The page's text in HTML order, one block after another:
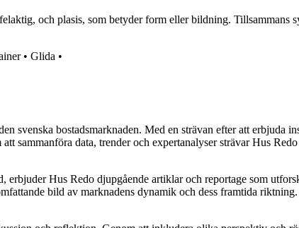
och plasis, som betyder form eller bildning.
• Glida •
svenska bostadsmarknaden. Med en strävan efter att
sammanföra data, trender och expertanalyser strävar Hus
Hus Redo djupgående artiklar och reportage som
bild av marknadens dynamik och dess framtida